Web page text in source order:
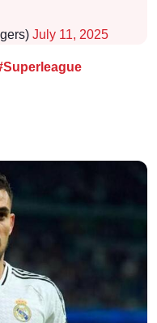
July 11, 2025